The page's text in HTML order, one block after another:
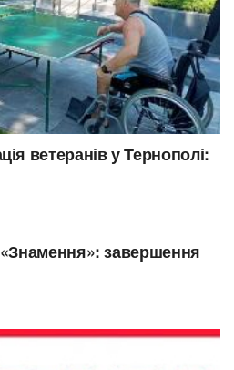
ветеранів у Тернополі:
завершення